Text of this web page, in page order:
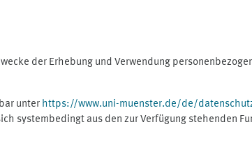
der Erhebung und Verwendung
unter https://www.uni-muenster.de/de/
systembedingt aus den zur Verfügung stehenden